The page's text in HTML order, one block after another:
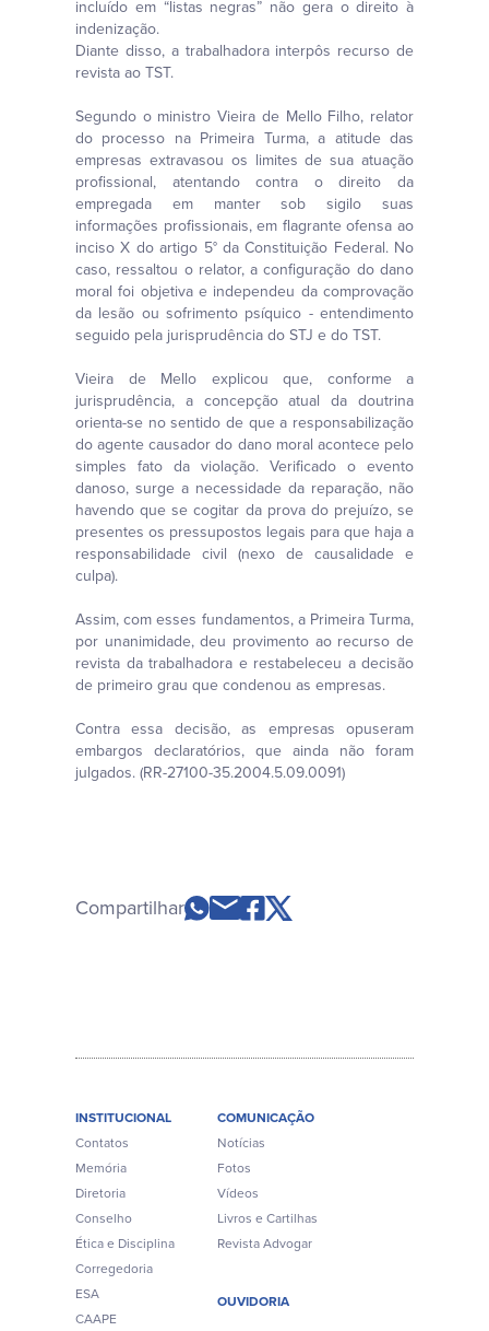
incluído em “listas negras” não gera o direito à
indenização.
Diante disso, a trabalhadora interpôs recurso de
revista ao TST.
Segundo o ministro Vieira de Mello Filho, relator
do processo na Primeira Turma, a atitude das
empresas extravasou os limites de sua atuação
profissional, atentando contra o direito da
empregada em manter sob sigilo suas
informações profissionais, em flagrante ofensa ao
inciso X do artigo 5° da Constituição Federal. No
caso, ressaltou o relator, a configuração do dano
moral foi objetiva e independeu da comprovação
da lesão ou sofrimento psíquico - entendimento
seguido pela jurisprudência do STJ e do TST.
Vieira de Mello explicou que, conforme a
jurisprudência, a concepção atual da doutrina
orienta-se no sentido de que a responsabilização
do agente causador do dano moral acontece pelo
simples fato da violação. Verificado o evento
danoso, surge a necessidade da reparação, não
havendo que se cogitar da prova do prejuízo, se
presentes os pressupostos legais para que haja a
responsabilidade civil (nexo de causalidade e
culpa).
Assim, com esses fundamentos, a Primeira Turma,
por unanimidade, deu provimento ao recurso de
revista da trabalhadora e restabeleceu a decisão
de primeiro grau que condenou as empresas.
Contra essa decisão, as empresas opuseram
embargos declaratórios, que ainda não foram
julgados. (RR-27100-35.2004.5.09.0091)
Compartilhar
INSTITUCIONAL
Contatos
Memória
Diretoria
Conselho
Ética e Disciplina
Corregedoria
ESA
CAAPE
COMUNICAÇÃO
Notícias
Fotos
Vídeos
Livros e Cartilhas
Revista Advogar
OUVIDORIA